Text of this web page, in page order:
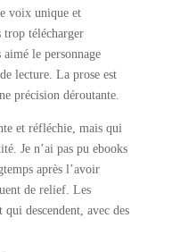
voix unique et
trop télécharger
le personnage
lecture. La prose est
précision déroutante.
et réfléchie, mais qui
Je n’ai pas pu ebooks
après l’avoir
de relief. Les
descendent, avec des